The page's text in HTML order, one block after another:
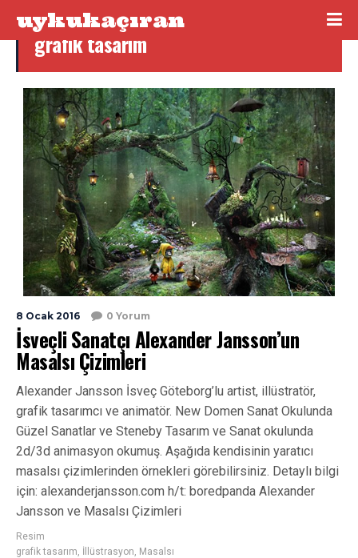
uykukaçıran
grafik tasarım
8 Ocak 2016 0 Yorum
İsveçli Sanatçı Alexander Jansson’un
Masalsı Çizimleri
Alexander Jansson İsveç Göteborg’lu artist, illüstratör,
grafik tasarımcı ve animatör. New Domen Sanat Okulunda
Güzel Sanatlar ve Steneby Tasarım ve Sanat okulunda
2d/3d animasyon okumuş. Aşağıda kendisinin yaratıcı
masalsı çizimlerinden örnekleri görebilirsiniz. Detaylı bilgi
için: alexanderjansson.com h/t: boredpanda Alexander
Jansson ve Masalsı Çizimleri
Resim
grafik tasarım, İllüstrasyon, Masalsı